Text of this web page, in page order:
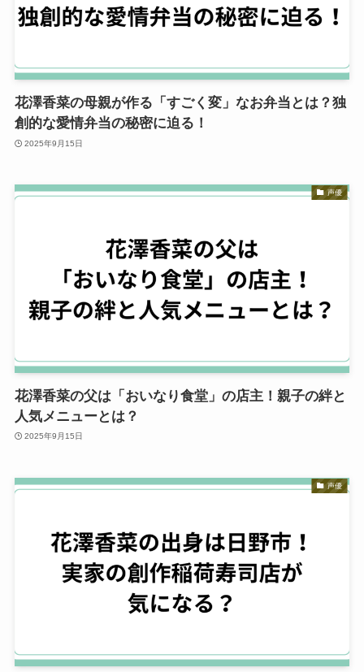
花澤香菜の母親が作る「すごく変」なお弁当とは？独
創的な愛情弁当の秘密に迫る！
2025年9月15日
声優
花澤香菜の父は「おいなり食堂」の店主！親子の絆と
人気メニューとは？
2025年9月15日
声優